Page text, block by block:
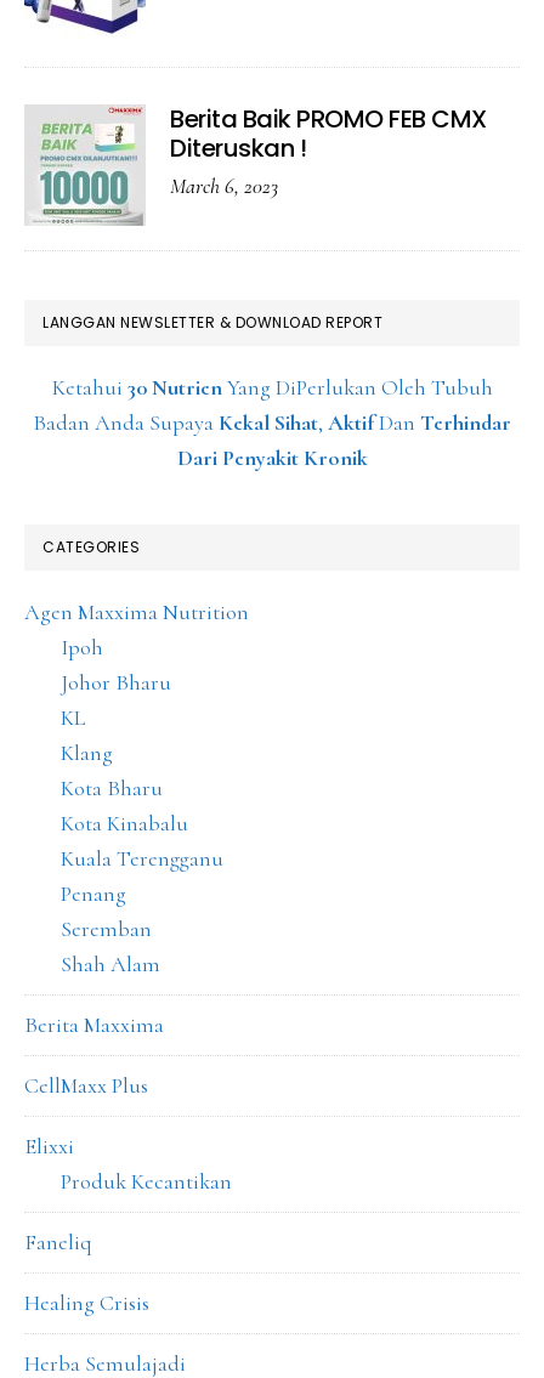
Berita Baik PROMO FEB CMX
Diteruskan !
March 6, 2023
LANGGAN NEWSLETTER & DOWNLOAD REPORT
Ketahui 30 NutrienYang DiPerlukan Oleh Tubuh
Badan Anda Supaya Kekal Sihat, AktifDan Terhindar
Dari Penyakit Kronik
CATEGORIES
Agen Maxxima Nutrition
Ipoh
Johor Bharu
KL
Klang
Kota Bharu
Kota Kinabalu
Kuala Terengganu
Penang
Seremban
Shah Alam
Berita Maxxima
CellMaxx Plus
Elixxi
Produk Kecantikan
Faneliq
Healing Crisis
Herba Semulajadi